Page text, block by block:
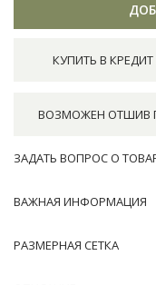
КУПИТЬ В
ВОЗМОЖЕН ОТШИВ
ЗАДАТЬ ВОПРОС О
ВАЖНАЯ ИНФОРМАЦИЯ
РАЗМЕРНАЯ СЕТКА